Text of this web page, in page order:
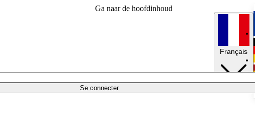
Ga naar de hoofdinhoud
Se connecter
Français